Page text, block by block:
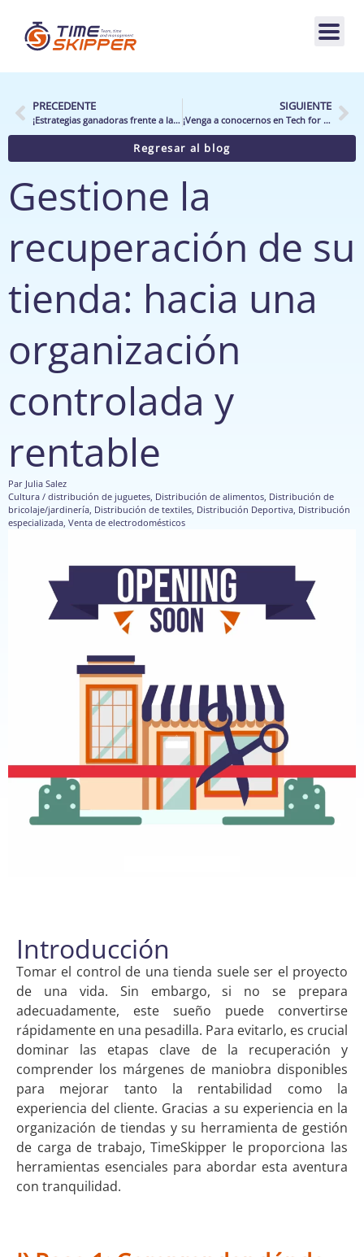
PRECEDENTE
¡Estrategias ganadoras frente a la crisis textil!
SIGUIENTE
¡Venga a conocernos en Tech for Retail!
Regresar al blog
Gestione la
recuperación de su
tienda: hacia una
organización
controlada y
rentable
Par Julia Salez
Cultura / distribución de juguetes, Distribución de alimentos, Distribución de
bricolaje/jardinería, Distribución de textiles, Distribución Deportiva, Distribución
especializada, Venta de electrodomésticos
Introducción
Tomar el control de una tienda suele ser el proyecto
de una vida. Sin embargo, si no se prepara
adecuadamente, este sueño puede convertirse
rápidamente en una pesadilla. Para evitarlo, es crucial
dominar las etapas clave de la recuperación y
comprender los márgenes de maniobra disponibles
para mejorar tanto la rentabilidad como la
experiencia del cliente. Gracias a su experiencia en la
organización de tiendas y su herramienta de gestión
de carga de trabajo, TimeSkipper le proporciona las
herramientas esenciales para abordar esta aventura
con tranquilidad.